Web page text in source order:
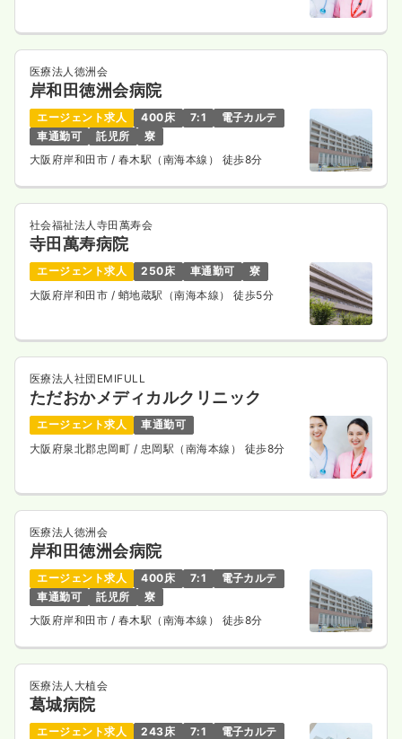
透析正・准看護師 一般病院
日勤のみ（常勤） 一時募集休止
給与 19.5〜36.5万円
※一例
時間 8:00～17:00
ブランク可
月給36万円以上可
詳細を見る
医療法人徳洲会
岸和田徳洲会病院
エージェント求人 400床 7:1
電子カルテ
車通勤可
託児所
寮
大阪府岸和田市 / 春木駅（南海本線） 徒歩8分
社会福祉法人寺田萬寿会
寺田萬寿病院
エージェント求人 250床 車通勤可
寮
大阪府岸和田市 / 蛸地蔵駅（南海本線） 徒歩5分
医療法人社団EMIFULL
ただおかメディカルクリニック
エージェント求人
車通勤可
大阪府泉北郡忠岡町 / 忠岡駅（南海本線） 徒歩8分
医療法人徳洲会
岸和田徳洲会病院
エージェント求人 400床 7:1
電子カルテ
車通勤可
託児所
寮
大阪府岸和田市 / 春木駅（南海本線） 徒歩8分
医療法人大植会
葛城病院
エージェント求人 243床 7:1 電子カルテ